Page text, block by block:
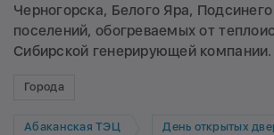
Черногорска, Белого Яра, Подсинего
поселений, обогреваемых от
Сибирской генерирующей компании.
Города
Абаканская ТЭЦ День открытых